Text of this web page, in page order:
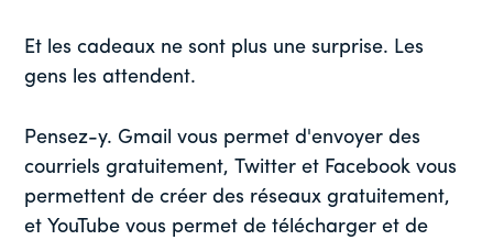
Et les cadeaux ne sont plus une surprise. Les
gens les attendent.
Pensez-y. Gmail vous permet d'envoyer des
courriels gratuitement, Twitter et Facebook vous
permettent de créer des réseaux gratuitement,
et YouTube vous permet de télécharger et de